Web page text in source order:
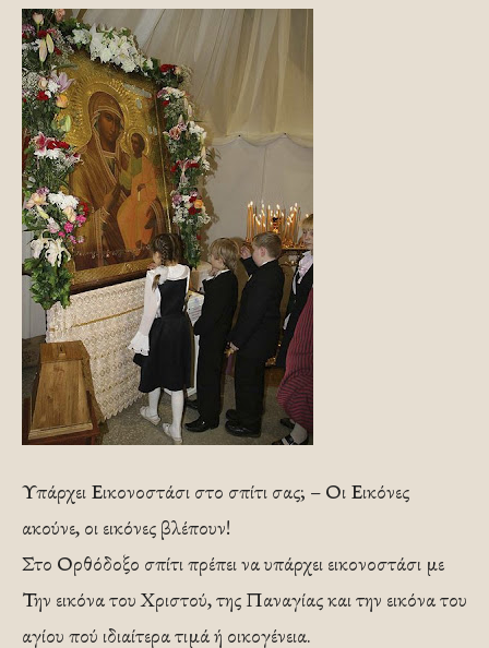
Υπάρχει Εικονοστάσι στο σπίτι σας; – Οι Εικόνες
ακούνε, οι εικόνες βλέπουν!
Στο Ορθόδοξο σπίτι πρέπει να υπάρχει εικονοστάσι με
Την εικόνα του Χριστού, της Παναγίας και την εικόνα του
αγίου πού ιδιαίτερα τιμά ή οικογένεια.